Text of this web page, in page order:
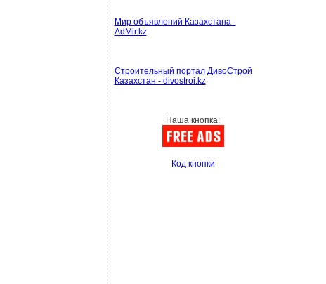
Мир объявлений Казахстана -
AdMir.kz
Строительный портал ДивоСтрой
Казахстан - divostroi.kz
Наша кнопка:
Код кнопки